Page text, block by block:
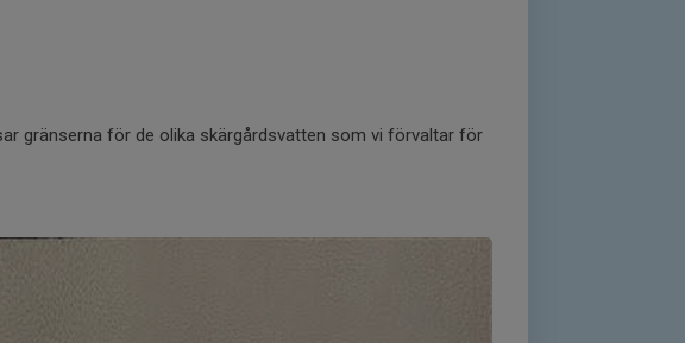
gränserna för de olika skärgårdsvatten som vi förvaltar för